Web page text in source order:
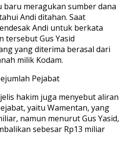
baru meragukan sumber dana
Andi ditahan. Saat
Andi untuk berkata
tersebut Gus Yasid
yang diterima berasal dari
milik Kodam.
Pejabat
hakim juga menyebut aliran
yaitu Wamentan, yang
namun menurut Gus Yasid,
sebesar Rp13 miliar